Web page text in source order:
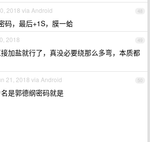
48
2018 via Android
码，最后+1S，膜一蛤
49
2018
加盐就行了，真没必要绕那么多弯，本质都
50
21, 2018 via Android
是郭德纲密码就是